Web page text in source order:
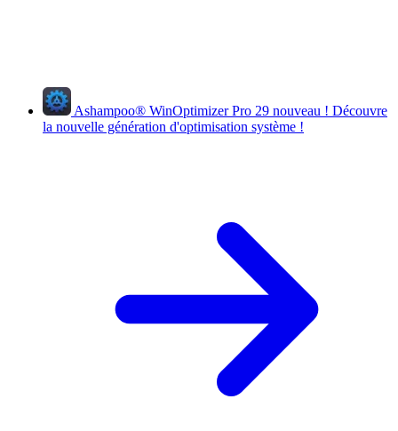
Ashampoo® WinOptimizer Pro 29 nouveau ! Découvre
la nouvelle génération d'optimisation système !